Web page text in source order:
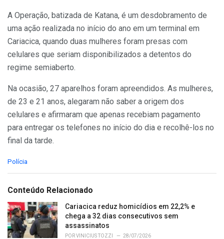
A Operação, batizada de Katana, é um desdobramento de
uma ação realizada no início do ano em um terminal em
Cariacica, quando duas mulheres foram presas com
celulares que seriam disponibilizados a detentos do
regime semiaberto.
Na ocasião, 27 aparelhos foram apreendidos. As mulheres,
de 23 e 21 anos, alegaram não saber a origem dos
celulares e afirmaram que apenas recebiam pagamento
para entregar os telefones no início do dia e recolhê-los no
final da tarde.
C
e
o
r
i
e
Polícia
Conteúdo Relacionado
Cariacica reduz homicídios em 22,2% e
chega a 32 dias consecutivos sem
assassinatos
PORVINICIUS TOZZI 28/07/2026